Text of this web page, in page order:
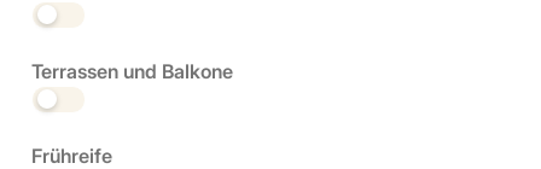
Terrassen und Balkone
Frühreife